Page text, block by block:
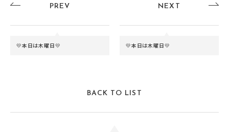
PREV
💛本日は木曜日💛
NEXT
💛本日は木曜日💛
BACK TO LIST